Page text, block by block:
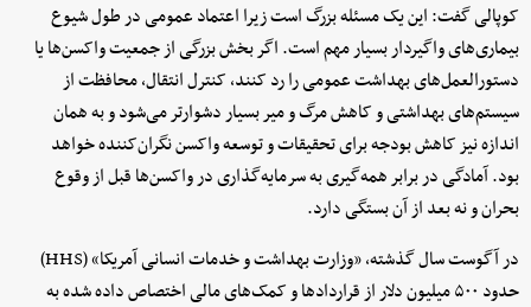
کوپالی گفت: این یک مسئله بزرگ است زیرا اعتماد عمومی در طول شیوع
بیماری‌های واگیردار بسیار مهم است. اگر بخش بزرگی از جمعیت واکسن‌ها یا
دستورالعمل‌های بهداشت عمومی را رد کنند، کنترل انتقال، محافظت از
سیستم‌های بهداشتی و کاهش مرگ و میر بسیار دشوارتر می‌شود و به همان
اندازه نیز کاهش بودجه برای تحقیقات و توسعه واکسن نگران‌کننده خواهد
بود. آمادگی در برابر همه‌گیری به سرمایه‌گذاری در واکسن‌ها قبل از وقوع
بحران و نه بعد از آن بستگی دارد.
در آگوست سال گذشته، «وزارت بهداشت و خدمات انسانی آمریکا» (HHS)
حدود ۵۰۰ میلیون دلار از قراردادها و کمک‌های مالی اختصاص داده شده به